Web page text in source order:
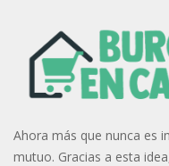
Ahora más que nunca es
mutuo. Gracias a esta